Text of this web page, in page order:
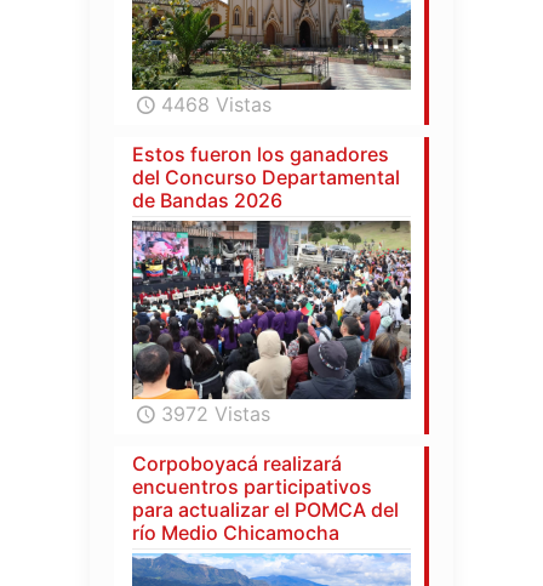
4468 Vistas
Estos fueron los ganadores
del Concurso Departamental
de Bandas 2026
3972 Vistas
Corpoboyacá realizará
encuentros participativos
para actualizar el POMCA del
río Medio Chicamocha